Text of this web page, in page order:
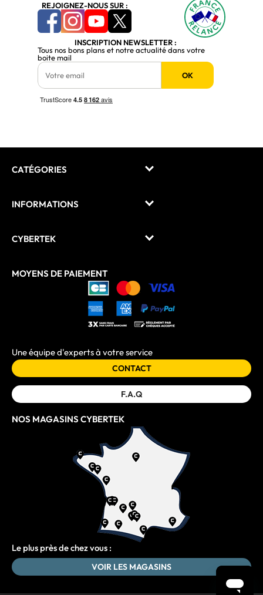
REJOIGNEZ-NOUS SUR :
INSCRIPTION NEWSLETTER :
Tous nos bons plans et notre actualité dans votre
boite mail
OK
CATÉGORIES
INFORMATIONS
CYBERTEK
MOYENS DE PAIEMENT
Une équipe d'experts à votre service
CONTACT
F.A.Q
NOS MAGASINS CYBERTEK
Le plus près de chez vous :
VOIR LES MAGASINS